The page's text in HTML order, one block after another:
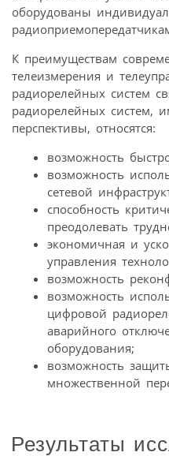
оборудованы
К преимуществам
телеизмерения и
радиорелейных систем
радиорелейных систем,
перспективы, относятся:
возможность
возможность
сетевой
способность
преодолевать
экономичная и
управления
возможность
возможность
цифровой
аварийного
оборудования;
возможность
множественной
Результаты